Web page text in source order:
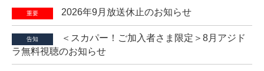
重要 2026年9月放送休止のお知らせ
告知
＜スカパー！ご加入者さま限定＞8月アジド
ラ無料視聴のお知らせ